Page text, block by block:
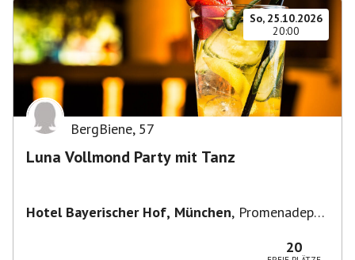
So, 25.10.2026
20:00
BergBiene, 57
Luna Vollmond Party mit Tanz
Hotel Bayerischer Hof, München, Promenadepl.
20